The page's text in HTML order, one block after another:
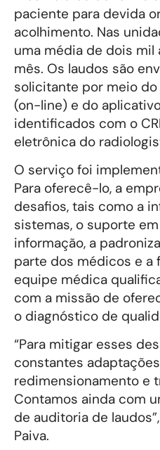
paciente para devida
acolhimento. Nas
uma média de dois
mês. Os laudos são
solicitante por meio
(on-line) e do
identificados com o
eletrônica do
O serviço foi
Para oferecê-lo, a
desafios, tais como a
sistemas, o suporte
informação, a
parte dos médicos e a
equipe médica
com a missão de
o diagnóstico de
“Para mitigar esses
constantes
redimensionamento e
Contamos ainda com
de auditoria de
Paiva.